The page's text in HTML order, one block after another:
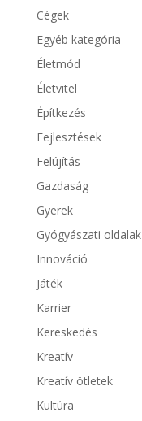
Cégek
Egyéb kategória
Életmód
Életvitel
Építkezés
Fejlesztések
Felújítás
Gazdaság
Gyerek
Gyógyászati oldalak
Innováció
Játék
Karrier
Kereskedés
Kreatív
Kreatív ötletek
Kultúra